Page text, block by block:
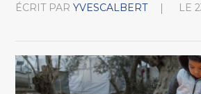
ÉCRIT PAR YVESCALBERT LE